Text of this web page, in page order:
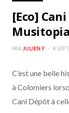
[Eco]
PAR JULIEN F 4
C’est une belle
à Colomiers
Cani Dépôt à